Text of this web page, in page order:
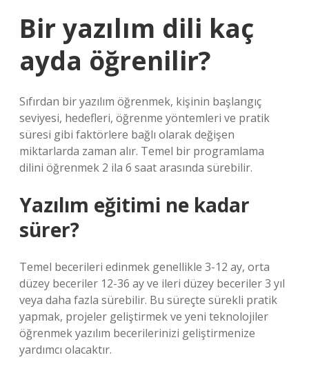
Bir yazılım dili kaç
ayda öğrenilir?
Sıfırdan bir yazılım öğrenmek, kişinin başlangıç ​​
seviyesi, hedefleri, öğrenme yöntemleri ve pratik
süresi gibi faktörlere bağlı olarak değişen
miktarlarda zaman alır. Temel bir programlama
dilini öğrenmek 2 ila 6 saat arasında sürebilir.
Yazılım eğitimi ne kadar
sürer?
Temel becerileri edinmek genellikle 3-12 ay, orta
düzey beceriler 12-36 ay ve ileri düzey beceriler 3 yıl
veya daha fazla sürebilir. Bu süreçte sürekli pratik
yapmak, projeler geliştirmek ve yeni teknolojiler
öğrenmek yazılım becerilerinizi geliştirmenize
yardımcı olacaktır.